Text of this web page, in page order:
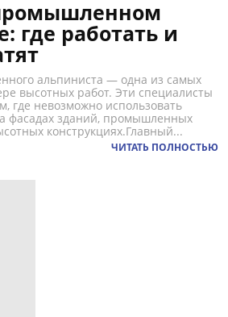
где работать и
альпиниста — одна из самых
высотных работ. Эти специалисты
где невозможно использовать
фасадах зданий, промышленных
конструкциях.Главный...
ЧИТАТЬ ПОЛНОСТЬЮ